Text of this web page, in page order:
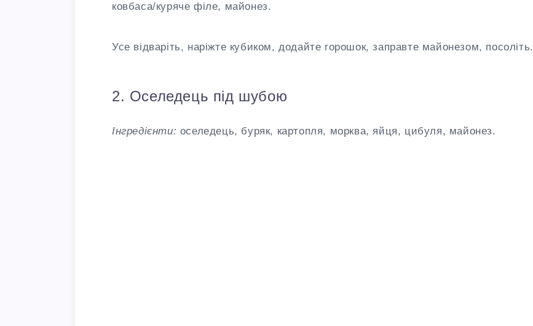
ковбаса/куряче філе, майонез.
Усе відваріть, наріжте кубиком, додайте горошок, заправте майонезом, посоліть.
2. Оселедець під шубою
Інгредієнти: оселедець, буряк, картопля, морква, яйця, цибуля, майонез.